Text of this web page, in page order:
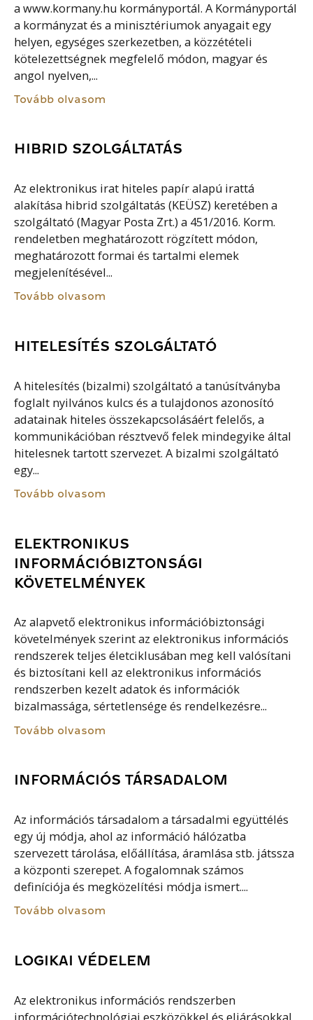
a www.kormany.hu kormányportál. A Kormányportál
a kormányzat és a minisztériumok anyagait egy
helyen, egységes szerkezetben, a közzétételi
kötelezettségnek megfelelő módon, magyar és
angol nyelven,...
Tovább olvasom
HIBRID SZOLGÁLTATÁS
Az elektronikus irat hiteles papír alapú irattá
alakítása hibrid szolgáltatás (KEÜSZ) keretében a
szolgáltató (Magyar Posta Zrt.) a 451/2016. Korm.
rendeletben meghatározott rögzített módon,
meghatározott formai és tartalmi elemek
megjelenítésével...
Tovább olvasom
HITELESÍTÉS SZOLGÁLTATÓ
A hitelesítés (bizalmi) szolgáltató a tanúsítványba
foglalt nyilvános kulcs és a tulajdonos azonosító
adatainak hiteles összekapcsolásáért felelős, a
kommunikációban résztvevő felek mindegyike által
hitelesnek tartott szervezet. A bizalmi szolgáltató
egy...
Tovább olvasom
ELEKTRONIKUS
INFORMÁCIÓBIZTONSÁGI
KÖVETELMÉNYEK
Az alapvető elektronikus információbiztonsági
követelmények szerint az elektronikus információs
rendszerek teljes életciklusában meg kell valósítani
és biztosítani kell az elektronikus információs
rendszerben kezelt adatok és információk
bizalmassága, sértetlensége és rendelkezésre...
Tovább olvasom
INFORMÁCIÓS TÁRSADALOM
Az információs társadalom a társadalmi együttélés
egy új módja, ahol az információ hálózatba
szervezett tárolása, előállítása, áramlása stb. játssza
a központi szerepet. A fogalomnak számos
definíciója és megközelítési módja ismert....
Tovább olvasom
LOGIKAI VÉDELEM
Az elektronikus információs rendszerben
információtechnológiai eszközökkel és eljárásokkal